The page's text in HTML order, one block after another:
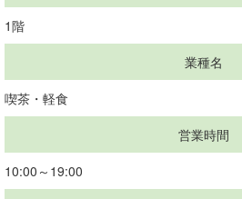
1階
業種名
喫茶・軽食
営業時間
10:00～19:00